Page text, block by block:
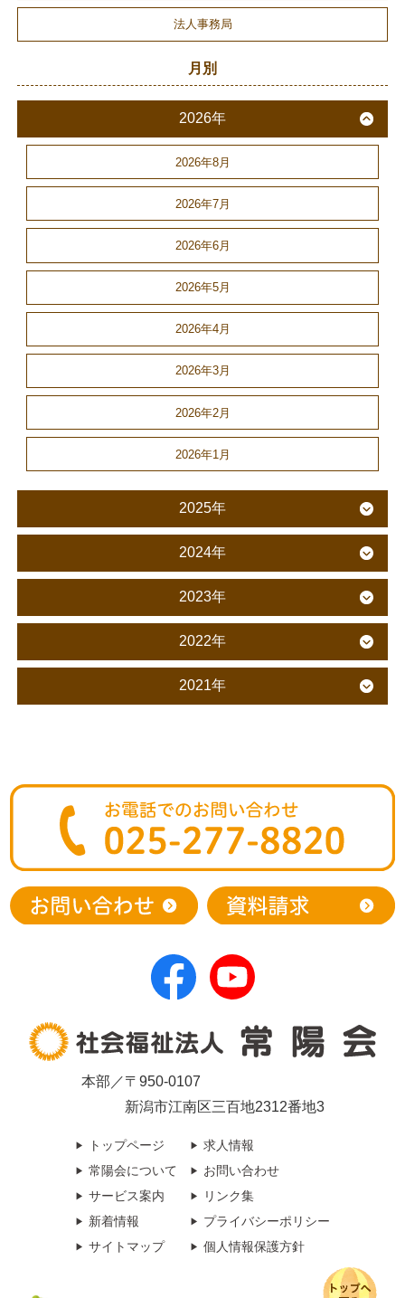
法人事務局
月別
2026年
2026年8月
2026年7月
2026年6月
2026年5月
2026年4月
2026年3月
2026年2月
2026年1月
2025年
2024年
2023年
2022年
2021年
本部／〒950-0107
新潟市江南区三百地2312番地3
トップページ
常陽会について
サービス案内
新着情報
サイトマップ
求人情報
お問い合わせ
リンク集
プライバシーポリシー
個人情報保護方針